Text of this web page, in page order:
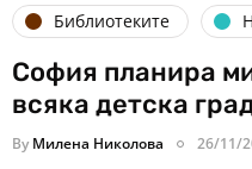
Библиотеките
София планира
всяка детска
By Милена Николова 26/11/